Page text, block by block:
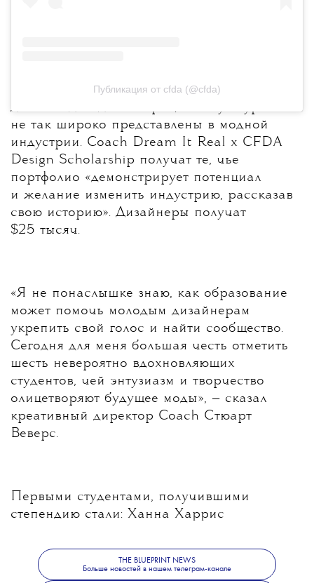
Публикация от cfda (@cfda)
CFDA и бренд Coach создали стипендию
для молодых дизайнеров, чьи культуры
не так широко представлены в модной
индустрии. Coach Dream It Real x CFDA
Design Scholarship получат те, чье
портфолио «демонстрирует потенциал
и желание изменить индустрию, рассказав
свою историю». Дизайнеры получат
$25 тысяч.
«Я не понаслышке знаю, как образование
может помочь молодым дизайнерам
укрепить свой голос и найти сообщество.
Сегодня для меня большая честь отметить
шесть невероятно вдохновляющих
студентов, чей энтузиазм и творчество
олицетворяют будущее моды», — сказал
креативный директор Coach Стюарт
Веверс.
Первыми студентами, получившими
степендию стали: Ханна Харрис
Иёми Хо Кен из Школы Художественного
института Чикаго, Чарли Кенни
THE BLUEPRINT NEWS
Больше новостей в нашем телеграм-канале